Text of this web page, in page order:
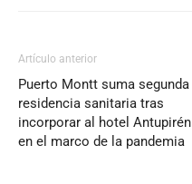
Artículo anterior
Puerto Montt suma segunda
residencia sanitaria tras
incorporar al hotel Antupirén
en el marco de la pandemia